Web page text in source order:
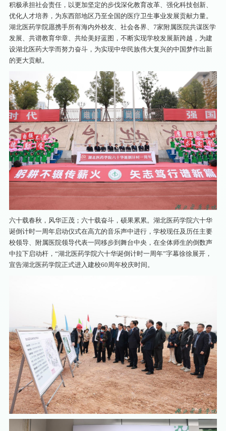
积极承担社会责任，以更加坚定的步伐深化教育改革、强化科技创新、
优化人才培养，为东西部地区乃至全国的医疗卫生事业发展贡献力量。
湖北医药学院愿携手所有海内外校友、社会各界、7家附属医院共谋医学
发展、共谱教育华章、共绘美好蓝图，不断实现学校发展新跨越，为建
设湖北医药大学而努力奋斗，为实现中华民族伟大复兴的中国梦作出新
的更大贡献。
六十载春秋，风华正茂；六十载奋斗，硕果累累。湖北医药学院六十华
诞倒计时一周年启动仪式在高亢的音乐声中进行，学校现任及历任主要
校领导、附属医院领导代表一同移步到舞台中央，在全体师生的倒数声
中拉下启动杆，“湖北医药学院六十华诞倒计时一周年”字幕徐徐展开，
宣告湖北医药学院正式进入建校60周年校庆时间。